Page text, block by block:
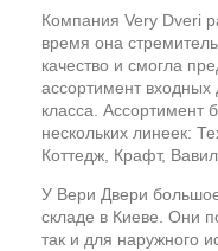
Компания Very Dveri
время она
качество и смогла
ассортимент входных
класса. Ассортимент
нескольких линеек:
Коттедж, Крафт,
У Вери Двери
складе в Киеве. Они
так и для наружного